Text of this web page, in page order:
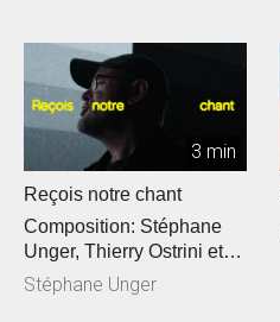
3 min
Reçois notre chant
Composition: Stéphane
Unger, Thierry Ostrini et
Siméon Freymond
Stéphane Unger